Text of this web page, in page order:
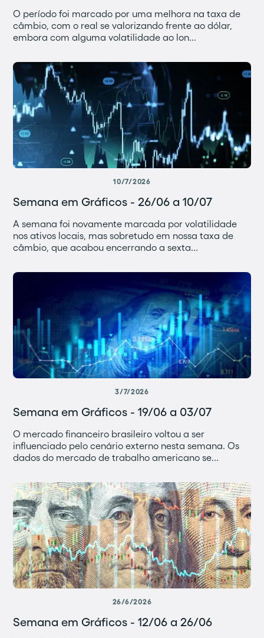
O período foi marcado por uma melhora na taxa de
câmbio, com o real se valorizando frente ao dólar,
embora com alguma volatilidade ao lon...
10/7/2026
Semana em Gráficos - 26/06 a 10/07
A semana foi novamente marcada por volatilidade
nos ativos locais, mas sobretudo em nossa taxa de
câmbio, que acabou encerrando a sexta...
3/7/2026
Semana em Gráficos - 19/06 a 03/07
O mercado financeiro brasileiro voltou a ser
influenciado pelo cenário externo nesta semana. Os
dados do mercado de trabalho americano se...
26/6/2026
Semana em Gráficos - 12/06 a 26/06